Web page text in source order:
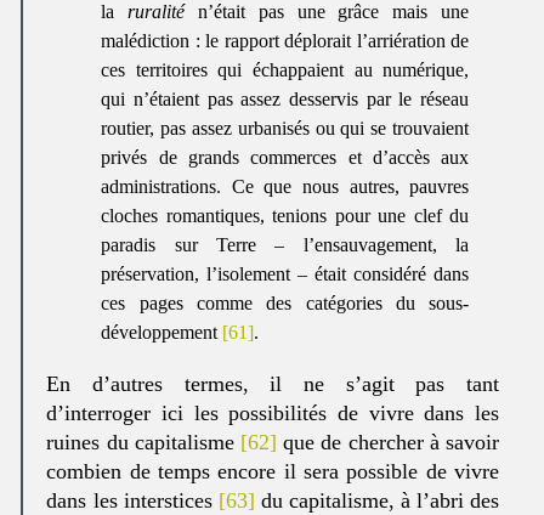
laruralitén’était pas une grâce mais une
malédiction : le rapport déplorait l’arriération de
ces territoires qui échappaient au numérique,
qui n’étaient pas assez desservis par le réseau
routier, pas assez urbanisés ou qui se trouvaient
privés de grands commerces et d’accès aux
administrations. Ce que nous autres, pauvres
cloches romantiques, tenions pour une clef du
paradis sur Terre – l’ensauvagement, la
préservation, l’isolement – était considéré dans
ces pages comme des catégories du sous-
développement [61].
En d’autres termes, il ne s’agit pas tant
d’interroger ici les possibilités de vivre dans les
ruines du capitalisme [62] que de chercher à savoir
combien de temps encore il sera possible de vivre
dans les interstices [63] du capitalisme, à l’abri des